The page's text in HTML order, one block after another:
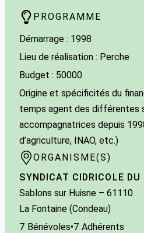
PROGRAMME
Démarrage : 1998
Lieu de réalisation : Perche
Budget : 50000
Origine et spécificités du
temps agent des différentes
accompagnatrices depuis
d’agriculture, INAO, etc.)
ORGANISME(S)
SYNDICAT CIDRICOLE DU
Sablons sur Huisne – 61110
La Fontaine (Condeau)
7 Bénévoles•7 Adhérents